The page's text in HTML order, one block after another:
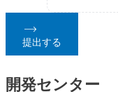
提出する
開発センター